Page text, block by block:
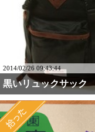
2014/02/26 09:43:44
黒いリュックサック